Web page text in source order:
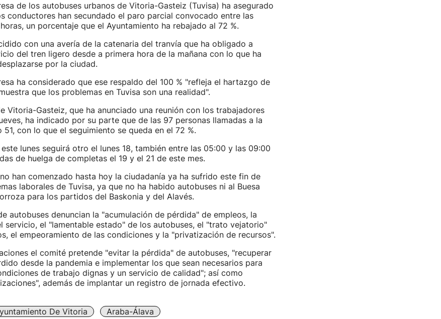
de los autobuses urbanos de Vitoria-Gasteiz (Tuvisa) ha asegurado
conductores han secundado el paro parcial convocado entre las
un porcentaje que el Ayuntamiento ha rebajado al 72 %.
con una avería de la catenaria del tranvía que ha obligado a
del tren ligero desde a primera hora de la mañana con lo que ha
por la ciudad.
ha considerado que ese respaldo del 100 % "refleja el hartazgo de
que los problemas en Tuvisa son una realidad".
Vitoria-Gasteiz, que ha anunciado una reunión con los trabajadores
ha indicado por su parte que de las 97 personas llamadas a la
51, con lo que el seguimiento se queda en el 72 %.
lunes seguirá otro el lunes 18, también entre las 05:00 y las 09:00
de huelga de completas el 19 y el 21 de este mes.
han comenzado hasta hoy la ciudadanía ya ha sufrido este fin de
laborales de Tuvisa, ya que no ha habido autobuses ni al Buesa
para los partidos del Baskonia y del Alavés.
autobuses denuncian la "acumulación de pérdida" de empleos, la
servicio, el "lamentable estado" de los autobuses, el "trato vejatorio"
el empeoramiento de las condiciones y la "privatización de recursos".
el comité pretende "evitar la pérdida" de autobuses, "recuperar
desde la pandemia e implementar los que sean necesarios para
de trabajo dignas y un servicio de calidad"; así como
además de implantar un registro de jornada efectivo.
De Vitoria
Araba-Álava